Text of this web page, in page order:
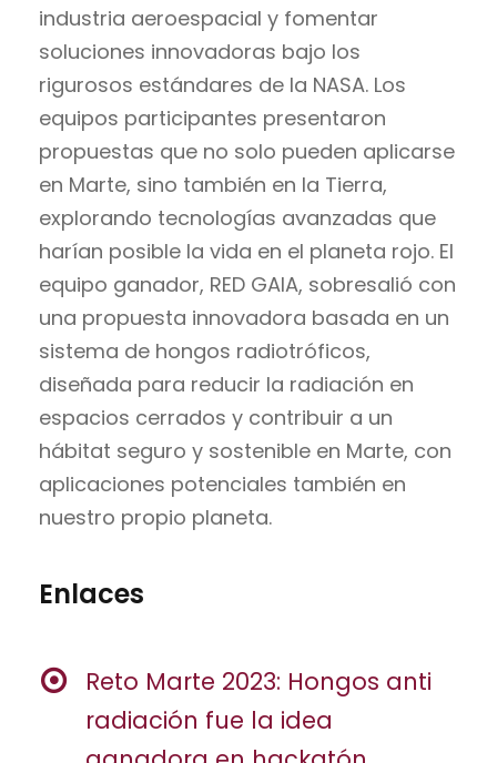
industria aeroespacial y fomentar
soluciones innovadoras bajo los
rigurosos estándares de la NASA. Los
equipos participantes presentaron
propuestas que no solo pueden aplicarse
en Marte, sino también en la Tierra,
explorando tecnologías avanzadas que
harían posible la vida en el planeta rojo. El
equipo ganador, RED GAIA, sobresalió con
una propuesta innovadora basada en un
sistema de hongos radiotróficos,
diseñada para reducir la radiación en
espacios cerrados y contribuir a un
hábitat seguro y sostenible en Marte, con
aplicaciones potenciales también en
nuestro propio planeta.
Enlaces
Reto Marte 2023: Hongos anti
radiación fue la idea